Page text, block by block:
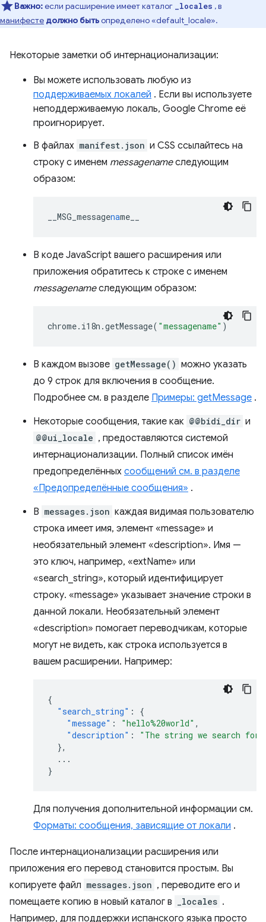
Важно:если расширение имеет каталог _locales , в
манифесте должно бытьопределено «default_locale».
Некоторые заметки об интернационализации:
Вы можете использовать любую из
поддерживаемых локалей . Если вы используете
неподдерживаемую локаль, Google Chrome её
проигнорирует.
В файлах manifest.json и CSS ссылайтесь на
строку с именем messagenameследующим
образом:
__MSG_messagename__
В коде JavaScript вашего расширения или
приложения обратитесь к строке с именем
messagenameследующим образом:
chrome. i18n .getMessage( "messagename" )
В каждом вызове getMessage() можно указать
до 9 строк для включения в сообщение.
Подробнее см. в разделе Примеры: getMessage .
Некоторые сообщения, такие как @@bidi_dir и
@@ui_locale , предоставляются системой
интернационализации. Полный список имён
предопределённых сообщений см. в разделе
«Предопределённые сообщения» .
В messages.json каждая видимая пользователю
строка имеет имя, элемент «message» и
необязательный элемент «description». Имя —
это ключ, например, «extName» или
«search_string», который идентифицирует
строку. «message» указывает значение строки в
данной локали. Необязательный элемент
«description» помогает переводчикам, которые
могут не видеть, как строка используется в
вашем расширении. Например:
{
"search_string" :
{
"message" : "hello%20world" ,
"description" :
"The string we search for.
},
...
}
Для получения дополнительной информации см.
Форматы: сообщения, зависящие от локали .
После интернационализации расширения или
приложения его перевод становится простым. Вы
копируете файл messages.json , переводите его и
помещаете копию в новый каталог в
_locales .
Например, для поддержки испанского языка просто